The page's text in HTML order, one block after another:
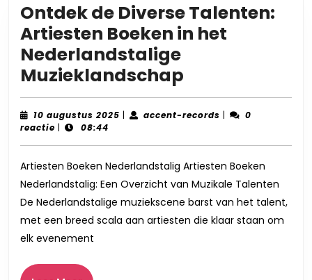
Ontdek de Diverse Talenten:
Artiesten Boeken in het
Nederlandstalige
Muzieklandschap
de
Diverse
Artiesten
Boeken
in
het
10 augustus 2025 10| accent-records accent-
|
0
reactie | 08:44
Artiesten Boeken Nederlandstalig Artiesten Boeken
Nederlandstalig: Een Overzicht van Muzikale Talenten
De Nederlandstalige muziekscene barst van het talent,
met een breed scala aan artiesten die klaar staan om
elk evenement